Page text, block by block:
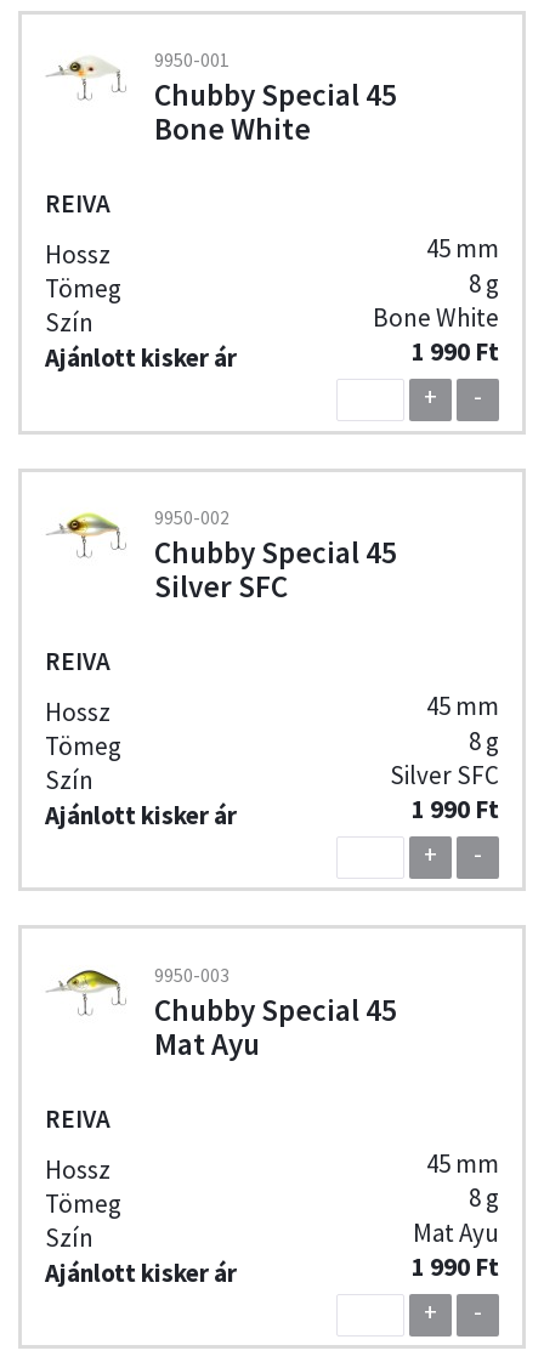
9950-001
Chubby Special 45
Bone White
REIVA
45 mm
8 g
Bone White
1 990 Ft
+
-
9950-002
Chubby Special 45
Silver SFC
REIVA
45 mm
8 g
Silver SFC
1 990 Ft
+
-
9950-003
Chubby Special 45
Mat Ayu
REIVA
45 mm
8 g
Mat Ayu
1 990 Ft
+
-